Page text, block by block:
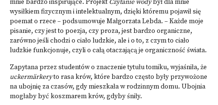
mnie bardzo inspirujące. Projekt Czytanie wodybył dla mnie
wysiłkiem fizycznym i intelektualnym, dzięki któremu pojawił się
poemat o rzece – podsumowuje Małgorzata Lebda. – Każde moje
pisanie, czy jest to poezja, czy proza, jest bardzo organiczne,
zarówno jeśli chodzi o ciało ludzkie, ale i o to, z czym to ciało
ludzkie funkcjonuje, czyli o całą otaczającą je organiczność świata.
Zapytana przez studentów o znaczenie tytułu tomiku, wyjaśniła, że
uckermärkeryto rasa krów, które bardzo często były przywożone
na ubojnię za czasów, gdy mieszkała w rodzinnym domu. Ubojnia
mogłaby być koszmarem krów, gdyby śniły.